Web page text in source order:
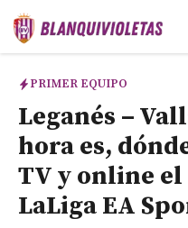
Saltar
PRIMER EQUIPO
Leganés –
hora es,
TV y online
LaLiga EA